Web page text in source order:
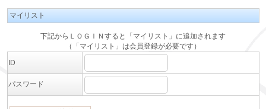
マイリスト
下記からＬＯＧＩＮすると「マイリスト」に追加されます
（「マイリスト」は会員登録が必要です）
ID
パスワード